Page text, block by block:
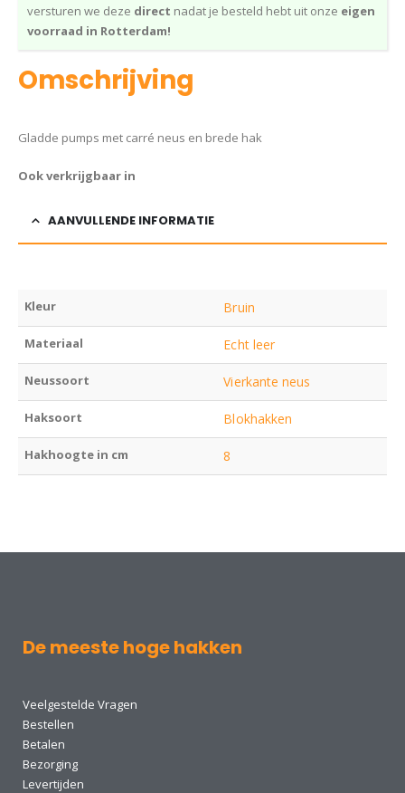
versturen we deze direct nadat je besteld hebt uit onze eigen
voorraad in Rotterdam!
Omschrijving
Gladde pumps met carré neus en brede hak
Ook verkrijgbaar in
AANVULLENDE INFORMATIE
Kleur Bruin
Materiaal Echt leer
Neussoort Vierkante neus
Haksoort Blokhakken
Hakhoogte in cm 8
De meeste hoge hakken
Veelgestelde Vragen
Bestellen
Betalen
Bezorging
Levertijden